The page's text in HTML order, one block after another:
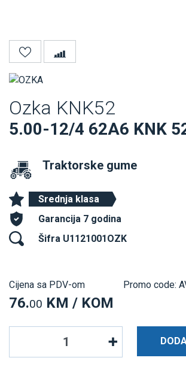
Ozka KNK52
5.00-12/4 62A6 KNK
Traktorske gume
Srednja klasa
Garancija 7 godina
Šifra U1121001OZK
Cijena sa PDV-om
76.00 KM / KOM
Promo code: